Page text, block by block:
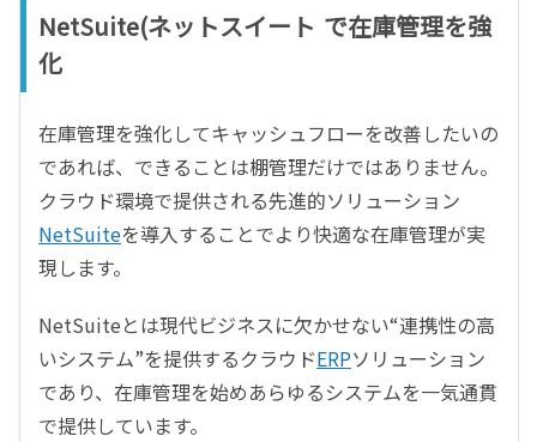
NetSuite(ネットスイート で在庫管理を強
化
在庫管理を強化してキャッシュフローを改善したいの
であれば、できることは棚管理だけではありません。
クラウド環境で提供される先進的ソリューション
NetSuiteを導入することでより快適な在庫管理が実
現します。
NetSuiteとは現代ビジネスに欠かせない“連携性の高
いシステム”を提供するクラウドERPソリューション
であり、在庫管理を始めあらゆるシステムを一気通貫
で提供しています。